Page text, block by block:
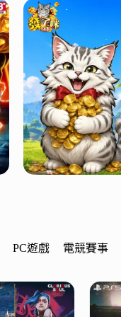
PC遊戲 電競賽事